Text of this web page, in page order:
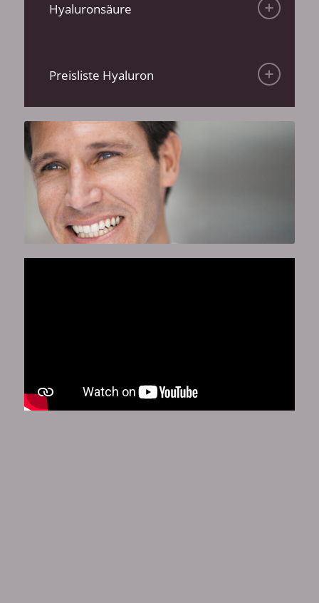
Hyaluronsäure
Preisliste Hyaluron